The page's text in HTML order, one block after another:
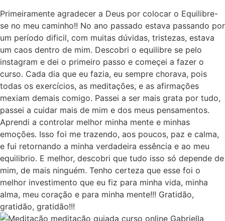
Primeiramente agradecer a Deus por colocar o Equilibre-
se no meu caminho!! No ano passado estava passando por
um período dificil, com muitas dúvidas, tristezas, estava
um caos dentro de mim. Descobri o equilibre se pelo
instagram e dei o primeiro passo e começei a fazer o
curso. Cada dia que eu fazia, eu sempre chorava, pois
todas os exercícios, as meditações, e as afirmações
mexiam demais comigo. Passei a ser mais grata por tudo,
passei a cuidar mais de mim e dos meus pensamentos.
Aprendi a controlar melhor minha mente e minhas
emoções. Isso foi me trazendo, aos poucos, paz e calma,
e fui retornando a minha verdadeira essência e ao meu
equilibrio. E melhor, descobri que tudo isso só depende de
mim, de mais ninguém. Tenho certeza que esse foi o
melhor investimento que eu fiz para minha vida, minha
alma, meu coração e para minha mente!!! Gratidão,
gratidão, gratidão!!!